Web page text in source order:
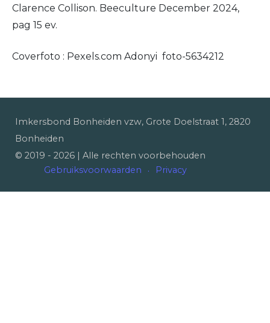
Clarence Collison. Beeculture December 2024,
pag 15 ev.
Coverfoto : Pexels.com Adonyi foto-5634212
Imkersbond Bonheiden vzw, Grote Doelstraat 1, 2820
Bonheiden
© 2019 - 2026 | Alle rechten voorbehouden
Gebruiksvoorwaarden
Privacy